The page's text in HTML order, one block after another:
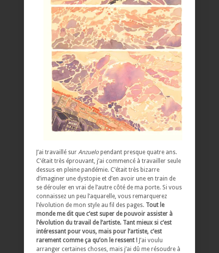
J’ai travaillé sur Anzuelopendant presque quatre ans.
C’était très éprouvant, j’ai commencé à travailler seule
dessus en pleine pandémie. C’était très bizarre
d’imaginer une dystopie et d’en avoir une en train de
se dérouler en vrai de l’autre côté de ma porte. Si vous
connaissez un peu l’aquarelle, vous remarquerez
l’évolution de mon style au fil des pages. Tout le
monde me dit que c’est super de pouvoir assister à
l’évolution du travail de l’artiste. Tant mieux si c’est
intéressant pour vous, mais pour l’artiste, c’est
rarement comme ça qu’on le ressent ! J’ai voulu
arranger certaines choses, mais j’ai dû me résoudre à